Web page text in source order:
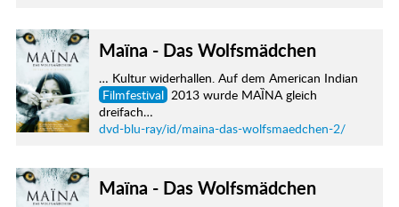
Maïna - Das Wolfsmädchen
… Kultur widerhallen. Auf dem American Indian
Filmfestival 2013 wurde MAȈNA gleich
dreifach…
dvd-blu-ray/id/maina-das-wolfsmaedchen-2/
Maïna - Das Wolfsmädchen